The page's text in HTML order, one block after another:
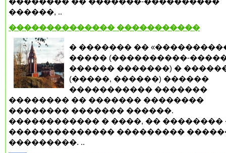
������, ..
�������������� �����������
� ������� ��
����� (����������-
������ �������) �
(�����, ������) ������
����������� �������
�������� �� ������� ��������
�������� ������� ������.
������������ � ����, �� ��������
�������������� ���������
���������. ..